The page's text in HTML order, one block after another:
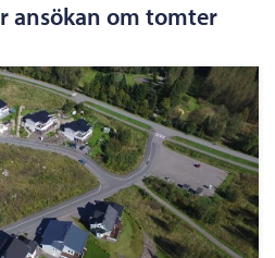
ansökan om tomter